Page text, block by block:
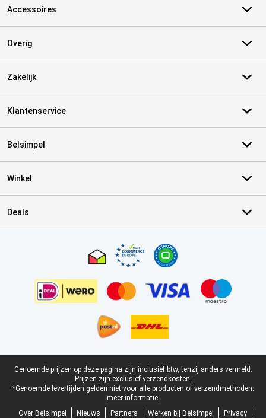
Accessoires
Overig
Zakelijk
Klantenservice
Belsimpel
Winkel
Deals
Juridische voettekst
Genoemde prijzen op deze pagina zijn inclusief btw, tenzij anders vermeld.
Prijzen zijn exclusief verzendkosten.
*Genoemde levertijden gelden niet voor alle producten of verzendmethoden:
meer informatie.
Over Belsimpel
Nieuws Partners Werken bij Belsimpel
Privacy